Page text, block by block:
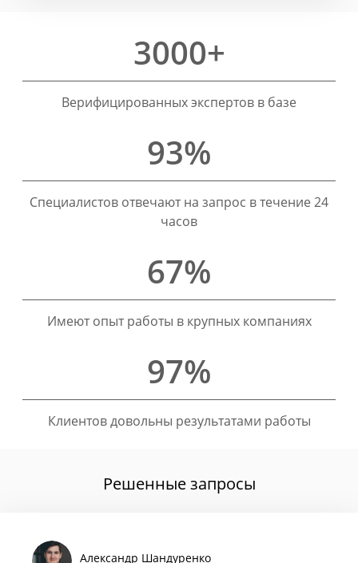
3000+
Верифицированных экспертов в базе
93%
Специалистов отвечают на запрос в течение 24
часов
67%
Имеют опыт работы в крупных компаниях
97%
Клиентов довольны результатами работы
Решенные запросы
Александр Шандуренко